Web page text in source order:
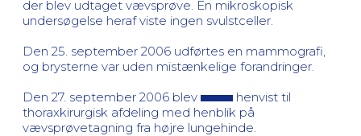
der blev udtaget vævsprøve. En mikroskopisk
undersøgelse heraf viste ingen svulstceller.
Den 25. september 2006 udførtes en mammografi,
og brysterne var uden mistænkelige forandringer.
Den 27. september 2006 blev
henvist til
thoraxkirurgisk afdeling med henblik på
vævsprøvetagning fra højre lungehinde.